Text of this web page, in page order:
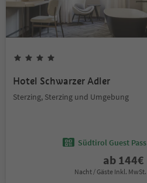
Hotel Schwarzer Adler
Sterzing, Sterzing und Umgebung
Südtirol Guest Pass
ab 144€
Nacht / Gäste Inkl. MwSt.